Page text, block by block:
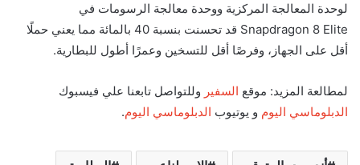
لوحدة المعالجة المركزية ووحدة معالجة الرسومات في
Snapdragon 8 Elite قد تحسنت بنسبة 40 بالمائة مما يعني حملًا
أقل على الجهاز، وفرصًا أقل للتسخين وعمرًا أطول للبطارية.
لمطالعة المزيد: موقع السفير وللتواصل تابعنا علي فيسبوك
الدبلوماسي اليوم و يوتيوب الدبلوماسي اليوم.